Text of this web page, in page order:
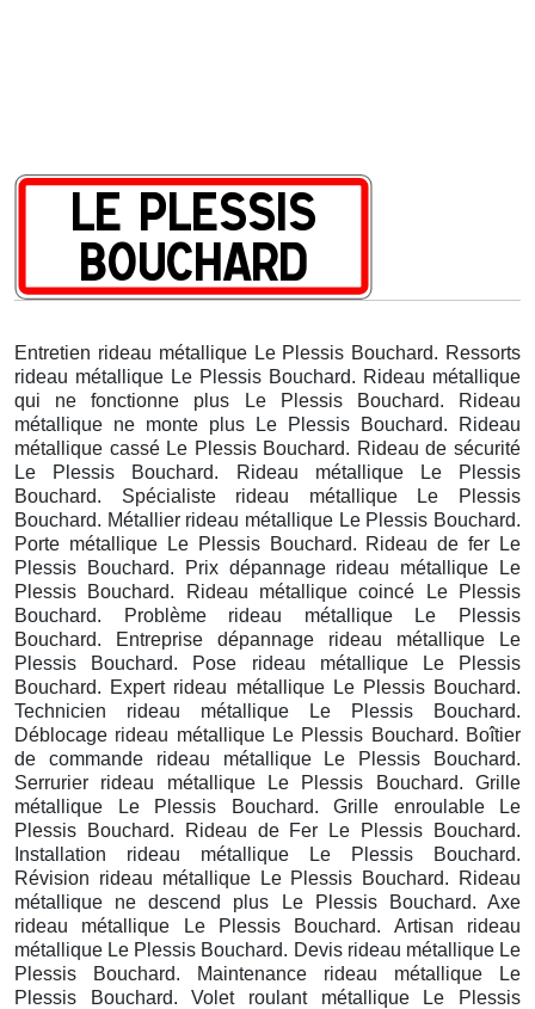
Entretien rideau métallique Le Plessis Bouchard. Ressorts
rideau métallique Le Plessis Bouchard. Rideau métallique
qui ne fonctionne plus Le Plessis Bouchard. Rideau
métallique ne monte plus Le Plessis Bouchard. Rideau
métallique cassé Le Plessis Bouchard. Rideau de sécurité
Le Plessis Bouchard. Rideau métallique Le Plessis
Bouchard. Spécialiste rideau métallique Le Plessis
Bouchard. Métallier rideau métallique Le Plessis Bouchard.
Porte métallique Le Plessis Bouchard. Rideau de fer Le
Plessis Bouchard. Prix dépannage rideau métallique Le
Plessis Bouchard. Rideau métallique coincé Le Plessis
Bouchard. Problème rideau métallique Le Plessis
Bouchard. Entreprise dépannage rideau métallique Le
Plessis Bouchard. Pose rideau métallique Le Plessis
Bouchard. Expert rideau métallique Le Plessis Bouchard.
Technicien rideau métallique Le Plessis Bouchard.
Déblocage rideau métallique Le Plessis Bouchard. Boîtier
de commande rideau métallique Le Plessis Bouchard.
Serrurier rideau métallique Le Plessis Bouchard. Grille
métallique Le Plessis Bouchard. Grille enroulable Le
Plessis Bouchard. Rideau de Fer Le Plessis Bouchard.
Installation rideau métallique Le Plessis Bouchard.
Révision rideau métallique Le Plessis Bouchard. Rideau
métallique ne descend plus Le Plessis Bouchard. Axe
rideau métallique Le Plessis Bouchard. Artisan rideau
métallique Le Plessis Bouchard. Devis rideau métallique Le
Plessis Bouchard. Maintenance rideau métallique Le
Plessis Bouchard. Volet roulant métallique Le Plessis